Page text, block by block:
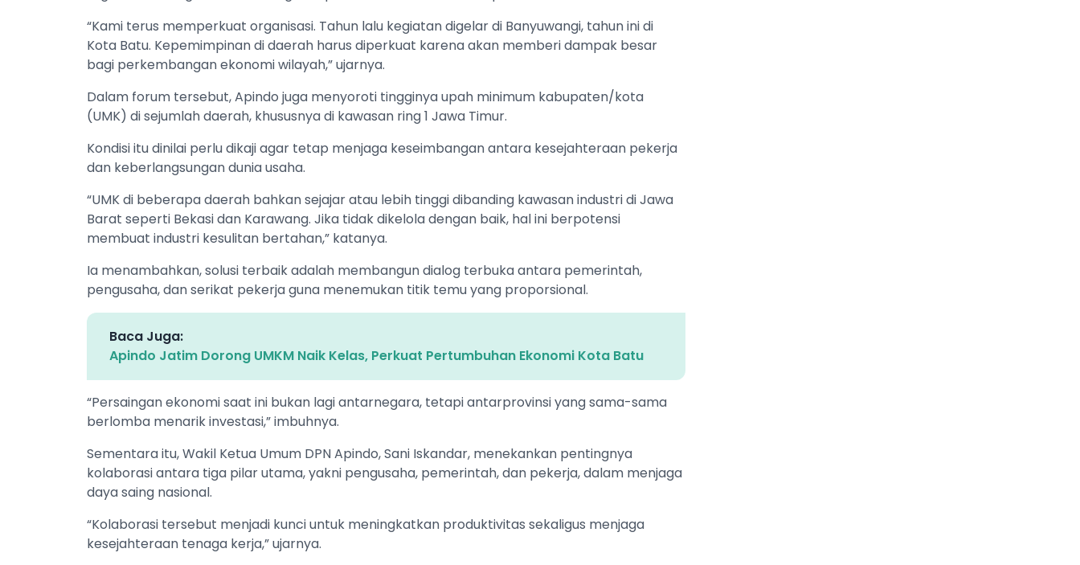
“Kami terus memperkuat organisasi. Tahun lalu kegiatan digelar di Banyuwangi, tahun ini di
Kota Batu. Kepemimpinan di daerah harus diperkuat karena akan memberi dampak besar
bagi perkembangan ekonomi wilayah,” ujarnya.
Dalam forum tersebut, Apindo juga menyoroti tingginya upah minimum kabupaten/kota
(UMK) di sejumlah daerah, khususnya di kawasan ring 1 Jawa Timur.
Kondisi itu dinilai perlu dikaji agar tetap menjaga keseimbangan antara kesejahteraan pekerja
dan keberlangsungan dunia usaha.
“UMK di beberapa daerah bahkan sejajar atau lebih tinggi dibanding kawasan industri di Jawa
Barat seperti Bekasi dan Karawang. Jika tidak dikelola dengan baik, hal ini berpotensi
membuat industri kesulitan bertahan,” katanya.
Ia menambahkan, solusi terbaik adalah membangun dialog terbuka antara pemerintah,
pengusaha, dan serikat pekerja guna menemukan titik temu yang proporsional.
Baca Juga:
Apindo Jatim Dorong UMKM Naik Kelas, Perkuat Pertumbuhan Ekonomi Kota Batu
“Persaingan ekonomi saat ini bukan lagi antarnegara, tetapi antarprovinsi yang sama-sama
berlomba menarik investasi,” imbuhnya.
Sementara itu, Wakil Ketua Umum DPN Apindo, Sani Iskandar, menekankan pentingnya
kolaborasi antara tiga pilar utama, yakni pengusaha, pemerintah, dan pekerja, dalam menjaga
daya saing nasional.
“Kolaborasi tersebut menjadi kunci untuk meningkatkan produktivitas sekaligus menjaga
kesejahteraan tenaga kerja,” ujarnya.